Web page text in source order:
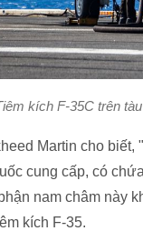
kích F-35C trên
Martin cho biết,
cung cấp, có
nam châm này
kích F-35.